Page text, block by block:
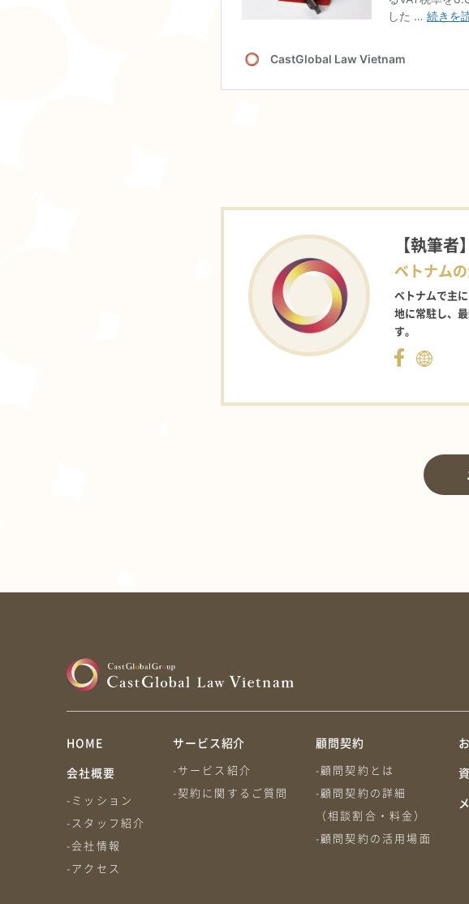
【執筆者】
ベトナム
ベトナムで主
地に常駐し、
す。
HOME
会社概要
-ミッション
-スタッフ紹介
-会社情報
-アクセス
サービス紹介
-サービス紹介
-契約に関するご質問
顧問契約
-顧問契約とは
-顧問契約の詳細
（相談割合・料金）
-顧問契約の活用場面